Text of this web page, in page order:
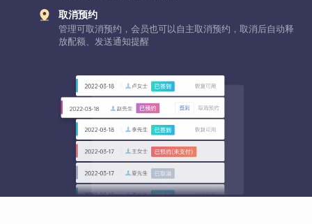
取消预约
管理可取消预约，会员也可以自主取消预约，取消后自动释
放配额、发送通知提醒